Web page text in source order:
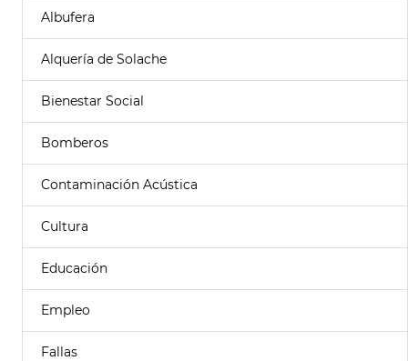
Albufera
Alquería de Solache
Bienestar Social
Bomberos
Contaminación Acústica
Cultura
Educación
Empleo
Fallas